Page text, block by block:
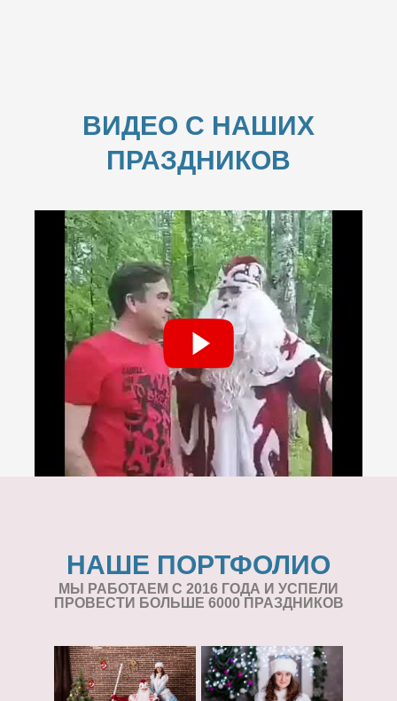
ВИДЕО С НАШИХ
ПРАЗДНИКОВ
НАШЕ ПОРТФОЛИО
МЫ РАБОТАЕМ С 2016 ГОДА И УСПЕЛИ
ПРОВЕСТИ БОЛЬШЕ 6000 ПРАЗДНИКОВ